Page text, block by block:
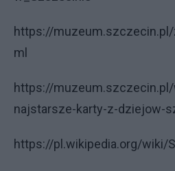
https://
ml
https://
najstarsze-karty-z-dziejow-
https://pl.wikipedia.org/wiki/